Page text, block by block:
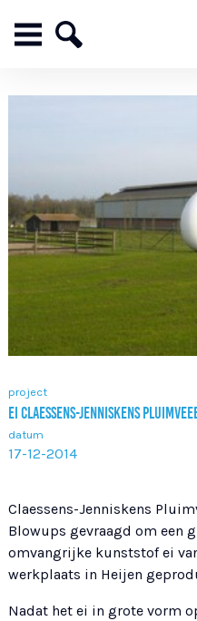
project
EI CLAESSENS-JENNISKENS
datum
17-12-2014
Claessens-Jenniskens
Blowups gevraagd om een
omvangrijke kunststof ei
werkplaats in Heijen
Nadat het ei in grote vorm